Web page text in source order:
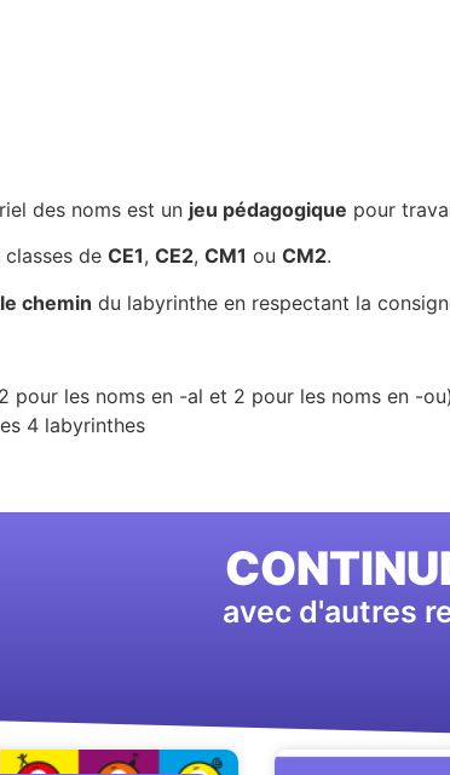
des noms est un jeu pédagogique pour
de CE1, CE2, CM1 ou CM2.
chemin du labyrinthe en respectant la
pour les noms en -al et 2 pour les noms en -ou)
4 labyrinthes
avec d'autres